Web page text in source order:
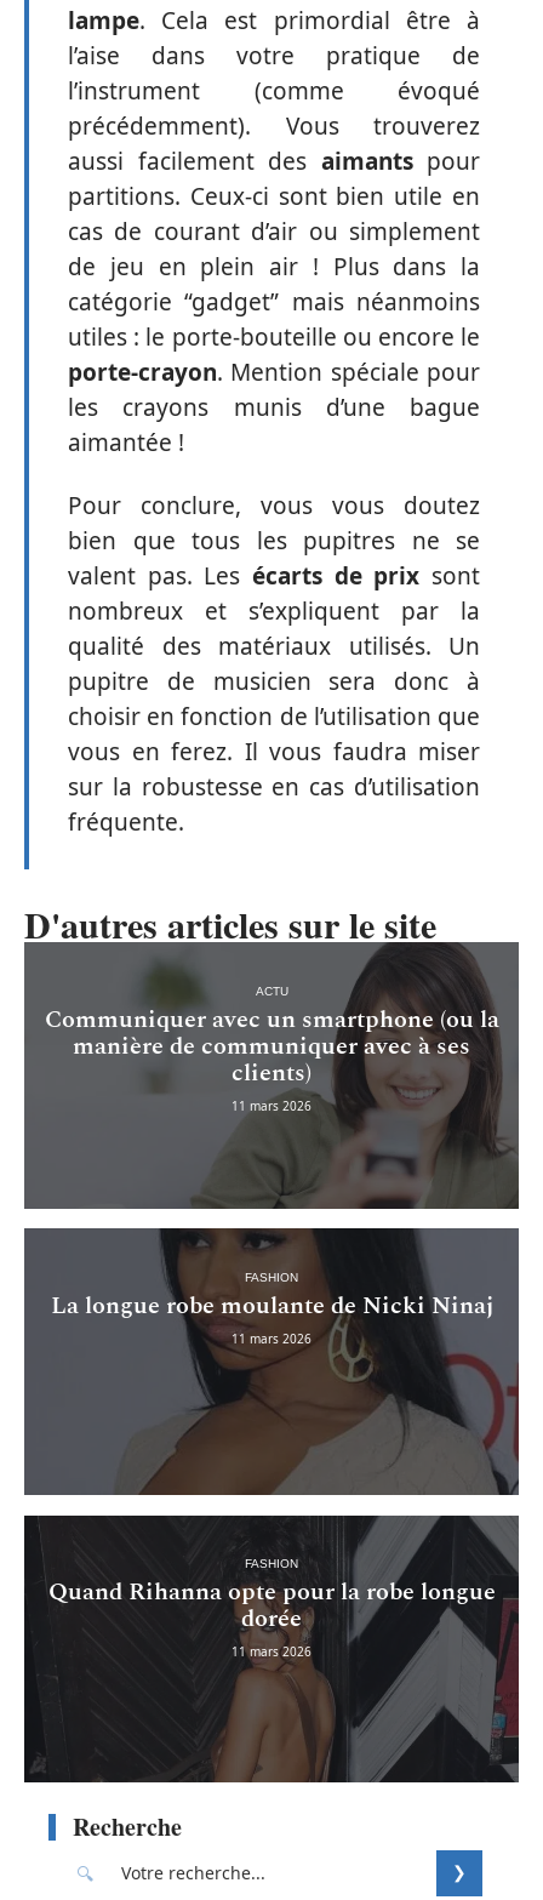
lampe. Cela est primordial être à
l’aise dans votre pratique de
l’instrument (comme évoqué
précédemment). Vous trouverez
aussi facilement des aimantspour
partitions. Ceux-ci sont bien utile en
cas de courant d’air ou simplement
de jeu en plein air ! Plus dans la
catégorie “gadget” mais néanmoins
utiles : le porte-bouteille ou encore le
porte-crayon. Mention spéciale pour
les crayons munis d’une bague
aimantée !
Pour conclure, vous vous doutez
bien que tous les pupitres ne se
valent pas. Les écarts de prix sont
nombreux et s’expliquent par la
qualité des matériaux utilisés. Un
pupitre de musicien sera donc à
choisir en fonction de l’utilisation que
vous en ferez. Il vous faudra miser
sur la robustesse en cas d’utilisation
fréquente.
D'autres articles sur le site
ACTU
Communiquer avec un smartphone (ou la
manière de communiquer avec à ses
clients)
11 mars 2026
FASHION
La longue robe moulante de Nicki Ninaj
11 mars 2026
FASHION
Quand Rihanna opte pour la robe longue
dorée
11 mars 2026
Recherche